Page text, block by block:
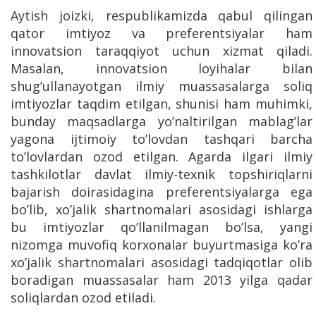
Aytish joizki, respublikamizda qabul qilingan
qator imtiyoz va preferentsiyalar ham
innovatsion taraqqiyot uchun xizmat qiladi.
Masalan, innovatsion loyihalar bilan
shug’ullanayotgan ilmiy muassasalarga soliq
imtiyozlar taqdim etilgan, shunisi ham muhimki,
bunday maqsadlarga yo’naltirilgan mablag’lar
yagona ijtimoiy to’lovdan tashqari barcha
to’lovlardan ozod etilgan. Agarda ilgari ilmiy
tashkilotlar davlat ilmiy-texnik topshiriqlarni
bajarish doirasidagina preferentsiyalarga ega
bo’lib, xo’jalik shartnomalari asosidagi ishlarga
bu imtiyozlar qo’llanilmagan bo’lsa, yangi
nizomga muvofiq korxonalar buyurtmasiga ko’ra
xo’jalik shartnomalari asosidagi tadqiqotlar olib
boradigan muassasalar ham 2013 yilga qadar
soliqlardan ozod etiladi.